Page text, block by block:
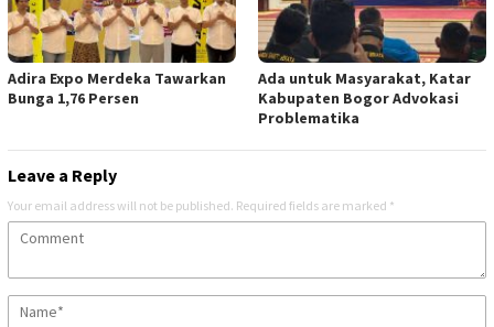
Adira Expo Merdeka Tawarkan
Bunga 1,76 Persen
Ada untuk Masyarakat, Katar
Kabupaten Bogor Advokasi
Problematika
Leave a Reply
Your email address will not be published. Required fields are marked *